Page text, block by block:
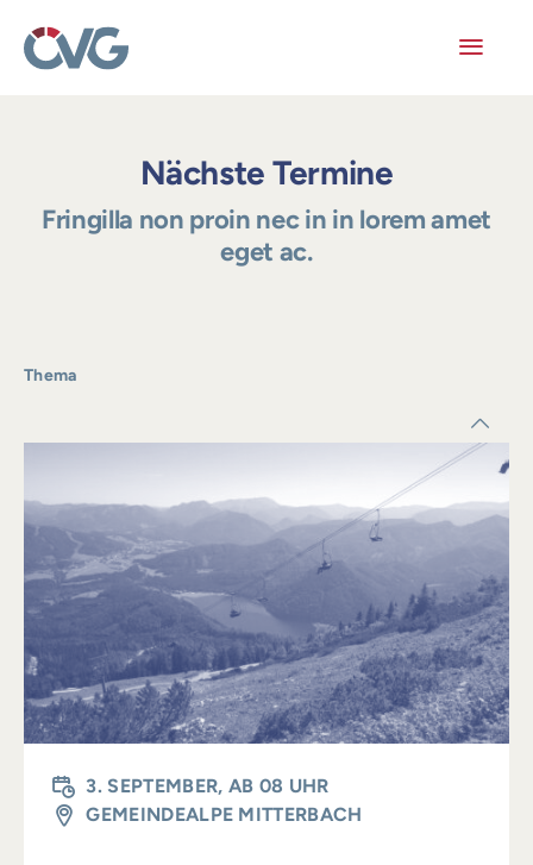
content
Login
Nächste Termine
Fringilla non proin nec in in lorem amet
eget ac.
Thema
3. SEPTEMBER, AB 08 UHR
GEMEINDEALPE MITTERBACH